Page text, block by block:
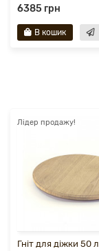
6385 грн
В кошик
Лідер продажу!
Гніт для діжки 50